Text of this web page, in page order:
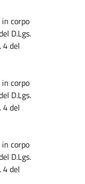
corpo
D.Lgs.
4 del
corpo
D.Lgs.
4 del
corpo
D.Lgs.
4 del